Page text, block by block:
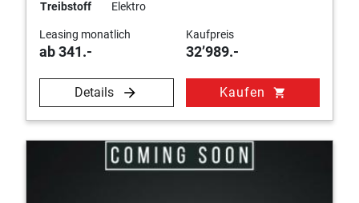
Treibstoff
Elektro
Leasing monatlich
ab 341.-
Kaufpreis
32’989.-
Details Kaufen shopping_cart